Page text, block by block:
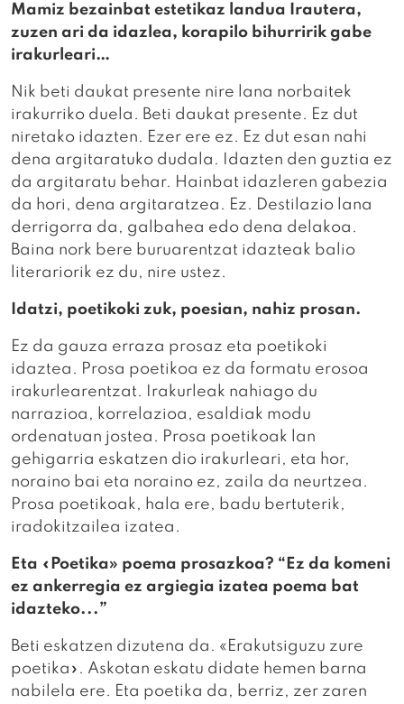
Mamiz bezainbat estetikaz landua Irautera,
zuzen ari da idazlea, korapilo bihurririk gabe
irakurleari…
Nik beti daukat presente nire lana norbaitek
irakurriko duela. Beti daukat presente. Ez dut
niretako idazten. Ezer ere ez. Ez dut esan nahi
dena argitaratuko dudala. Idazten den guztia ez
da argitaratu behar. Hainbat idazleren gabezia
da hori, dena argitaratzea. Ez. Destilazio lana
derrigorra da, galbahea edo dena delakoa.
Baina nork bere buruarentzat idazteak balio
literariorik ez du, nire ustez.
Idatzi, poetikoki zuk, poesian, nahiz prosan.
Ez da gauza erraza prosaz eta poetikoki
idaztea. Prosa poetikoa ez da formatu erosoa
irakurlearentzat. Irakurleak nahiago du
narrazioa, korrelazioa, esaldiak modu
ordenatuan jostea. Prosa poetikoak lan
gehigarria eskatzen dio irakurleari, eta hor,
noraino bai eta noraino ez, zaila da neurtzea.
Prosa poetikoak, hala ere, badu bertuterik,
iradokitzailea izatea.
Eta «Poetika» poema prosazkoa? “Ez da komeni
ez ankerregia ez argiegia izatea poema bat
idazteko...”
Beti eskatzen dizutena da. «Erakutsiguzu zure
poetika». Askotan eskatu didate hemen barna
nabilela ere. Eta poetika da, berriz, zer zaren